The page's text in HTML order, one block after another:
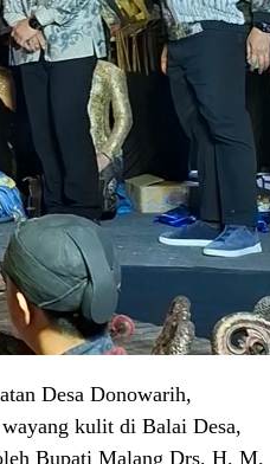
Desa Donowarih,
kulit di Balai Desa,
Bupati Malang Drs. H. M.